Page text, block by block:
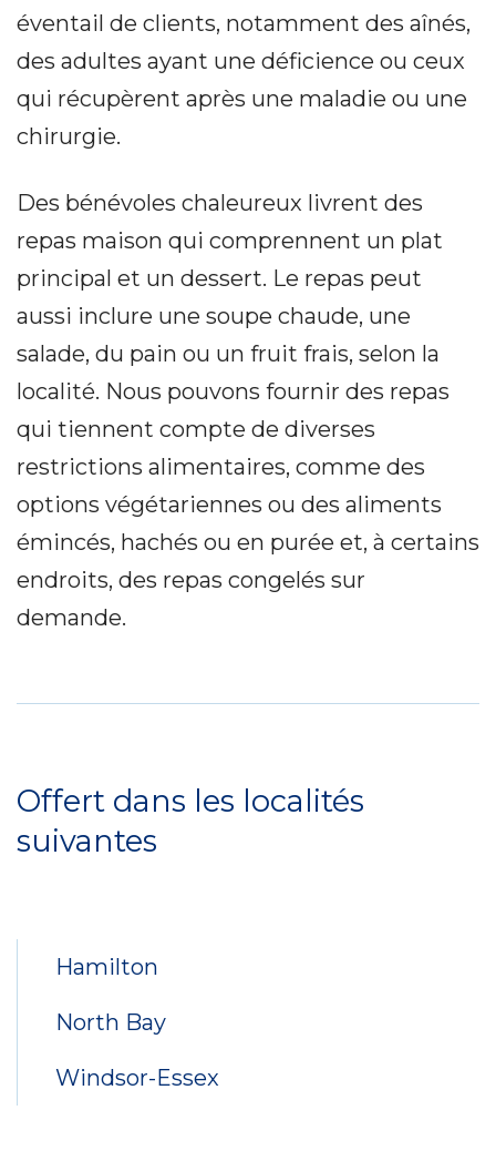
éventail de clients, notamment des aînés,
des adultes ayant une déficience ou ceux
qui récupèrent après une maladie ou une
chirurgie.
Des bénévoles chaleureux livrent des
repas maison qui comprennent un plat
principal et un dessert. Le repas peut
aussi inclure une soupe chaude, une
salade, du pain ou un fruit frais, selon la
localité. Nous pouvons fournir des repas
qui tiennent compte de diverses
restrictions alimentaires, comme des
options végétariennes ou des aliments
émincés, hachés ou en purée et, à certains
endroits, des repas congelés sur
demande.
Offert dans les localités
suivantes
Hamilton
North Bay
Windsor-Essex